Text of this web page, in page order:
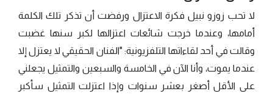
لا تحب زوزو نبيل فكرة الاعتزال ورفضت أن تذكر تلك الكلمة
أمامها، وعندما خرجت شائعات اعتزالها لكبر سنها غضبت
وقالت في أحد لقاءاتها التلفزيونية: "الفنان الحقيقي لا يعتزل إلا
عندما يموت، وأنا الآن في الخامسة والسبعين والتمثيل يجعلني
على الأقل أصغر بعشر سنوات وإذا اعتزلت التمثيل سأكبر